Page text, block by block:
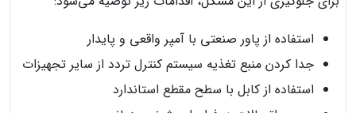
استفاده از پاور صنعتی با آمپر واقعی و پایدار
جدا کردن منبع تغذیه سیستم کنترل تردد از سایر تجهیزات
استفاده از کابل با سطح مقطع استاندارد